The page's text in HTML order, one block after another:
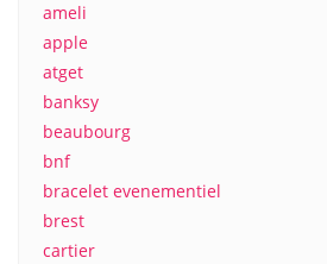
ameli
apple
atget
banksy
beaubourg
bnf
bracelet evenementiel
brest
cartier